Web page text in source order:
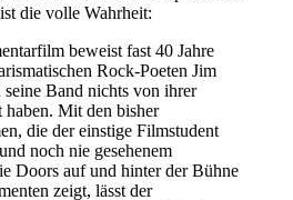
die volle Wahrheit:
beweist fast 40 Jahre
Rock-Poeten Jim
Band nichts von ihrer
haben. Mit den bisher
die der einstige Filmstudent
noch nie gesehenem
Doors auf und hinter der Bühne
zeigt, lässt der